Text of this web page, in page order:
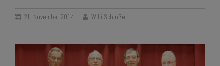
21. November 2014 Willi Schlößer